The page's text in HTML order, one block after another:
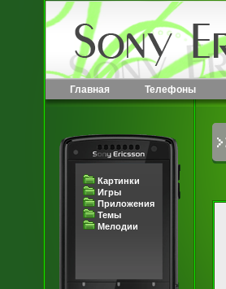
Главная Телефоны
Картинки
Игры
Приложения
Темы
Мелодии